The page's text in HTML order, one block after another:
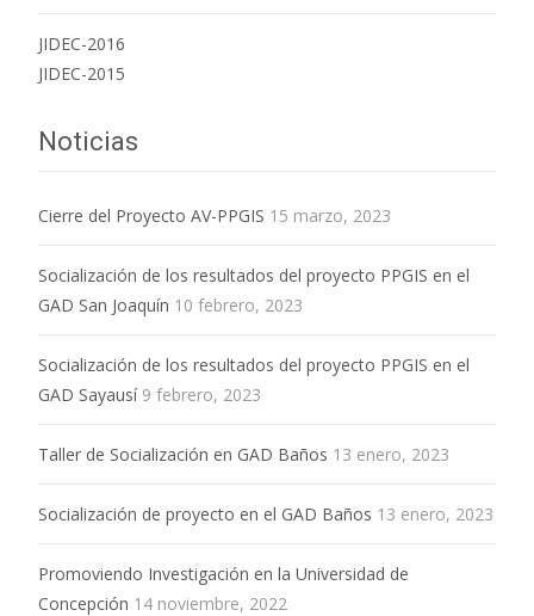
JIDEC-2016
JIDEC-2015
Noticias
Cierre del Proyecto AV-PPGIS 15 marzo, 2023
Socialización de los resultados del proyecto PPGIS en el
GAD San Joaquín 10 febrero, 2023
Socialización de los resultados del proyecto PPGIS en el
GAD Sayausí 9 febrero, 2023
Taller de Socialización en GAD Baños 13 enero, 2023
Socialización de proyecto en el GAD Baños 13 enero, 2023
Promoviendo Investigación en la Universidad de
Concepción 14 noviembre, 2022